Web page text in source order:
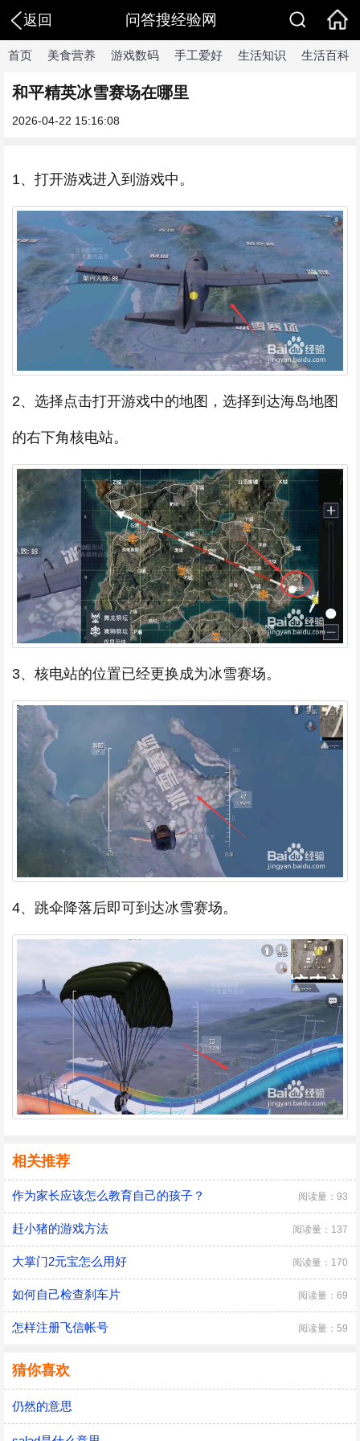
返回 问答搜经验网
首页 美食营养 游戏数码 手工爱好 生活知识 生活百科
和平精英冰雪赛场在哪里
2026-04-22 15:16:08
1、打开游戏进入到游戏中。
2、选择点击打开游戏中的地图，选择到达海岛地图
的右下角核电站。
3、核电站的位置已经更换成为冰雪赛场。
4、跳伞降落后即可到达冰雪赛场。
相关推荐
作为家长应该怎么教育自己的孩子？ 阅读量：93
赶小猪的游戏方法 阅读量：137
大掌门2元宝怎么用好 阅读量：170
如何自己检查刹车片 阅读量：69
怎样注册飞信帐号 阅读量：59
猜你喜欢
仍然的意思